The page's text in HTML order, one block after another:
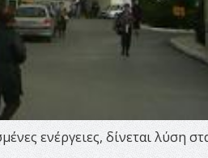
ενέργειες, δίνεται λύση